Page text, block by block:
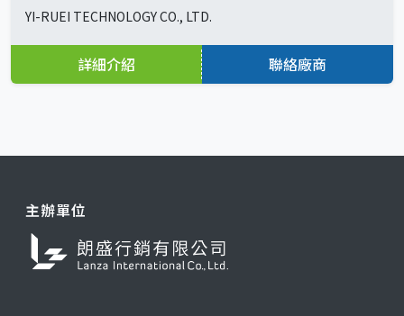
YI-RUEI TECHNOLOGY CO., LTD.
詳細介紹 聯絡廠商
主辦單位